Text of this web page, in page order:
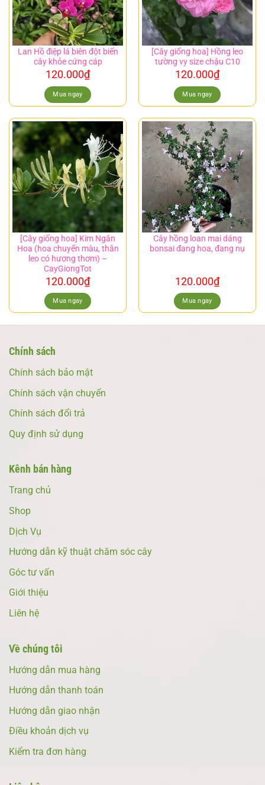
Lan Hồ điệp lá biên đột biến
cây khỏe cứng cáp
120.000₫
Mua ngay
[Cây giống hoa] Hồng leo
tường vy size chậu C10
120.000₫
Mua ngay
[Cây giống hoa] Kim Ngân
Hoa (hoa chuyển màu, thân
leo có hương thơm) –
CayGiongTot
120.000₫
Mua ngay
Cây hồng loan mai dáng
bonsai đang hoa, đang nụ
120.000₫
Mua ngay
Chính sách
Chính sách bảo mật
Chính sách vận chuyển
Chính sách đổi trả
Quy định sử dụng
Kênh bán hàng
Trang chủ
Shop
Dịch Vụ
Hướng dẫn kỹ thuật chăm sóc cây
Góc tư vấn
Giới thiệu
Liên hệ
Về chúng tôi
Hướng dẫn mua hàng
Hướng dẫn thanh toán
Hướng dẫn giao nhận
Điều khoản dịch vụ
Kiểm tra đơn hàng